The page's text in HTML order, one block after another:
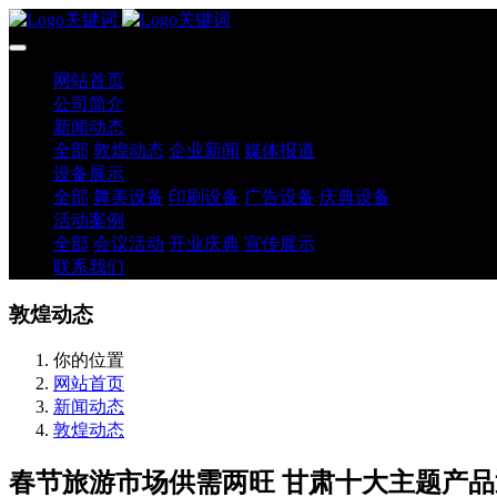
网站首页
公司简介
新闻动态
全部 敦煌动态 企业新闻 媒体报道
设备展示
全部 舞美设备 印刷设备 广告设备 庆典设备
活动案例
全部 会议活动 开业庆典 宣传展示
联系我们
敦煌动态
你的位置
网站首页
新闻动态
敦煌动态
春节旅游市场供需两旺 甘肃十大主题产